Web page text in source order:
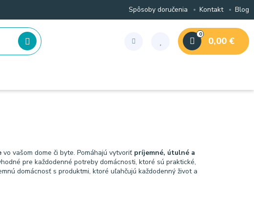
Spôsoby doručenia Kontakt Blog
0
0,00 €
vo vašom dome či byte. Pomáhajú vytvoriť príjemné, útulné a
pre každodenné potreby domácnosti, ktoré sú praktické,
domácnosť s produktmi, ktoré uľahčujú každodenný život a